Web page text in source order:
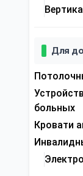
Для
больных
Кровати